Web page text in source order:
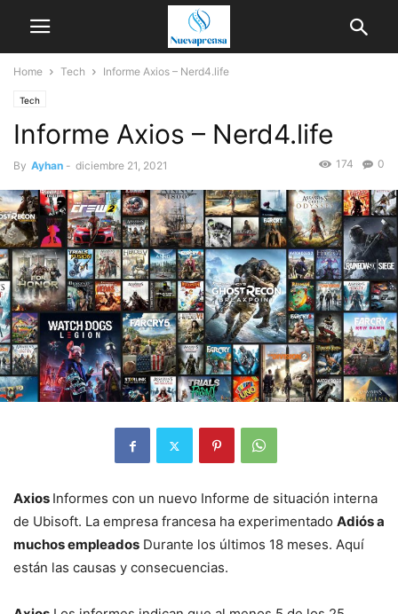
Home Tech Informe Axios – Nerd4.life
Tech
Informe Axios – Nerd4.life
By Ayhan - diciembre 21, 2021 0
174
Axios Informes con un nuevo Informe de situación interna
de Ubisoft. La empresa francesa ha experimentado Adiós a
muchos empleados Durante los últimos 18 meses. Aquí
están las causas y consecuencias.